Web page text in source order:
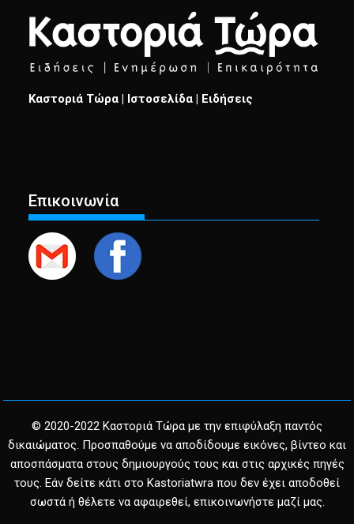
Καστοριά Τώρα | Ιστοσελίδα | Ειδήσεις
Επικοινωνία
© 2020-2022 Καστοριά Τώρα με την επιφύλαξη παντός
δικαιώματος. Προσπαθούμε να αποδίδουμε εικόνες, βίντεο και
αποσπάσματα στους δημιουργούς τους και στις αρχικές πηγές
τους. Εάν δείτε κάτι στο Kastoriatwra που δεν έχει αποδοθεί
σωστά ή θέλετε να αφαιρεθεί, επικοινωνήστε μαζί μας.